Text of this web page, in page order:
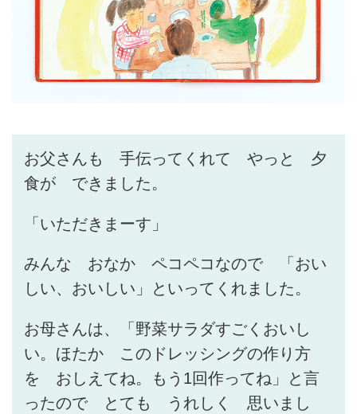
お父さんも 手伝ってくれて やっと 夕
食が できました。
「いただきまーす」
みんな おなか ペコペコなので 「おい
しい、おいしい」といってくれました。
お母さんは、「野菜サラダすごくおいし
い。ほたか このドレッシングの作り方
を おしえてね。もう1回作ってね」と言
ったので とても うれしく 思いまし